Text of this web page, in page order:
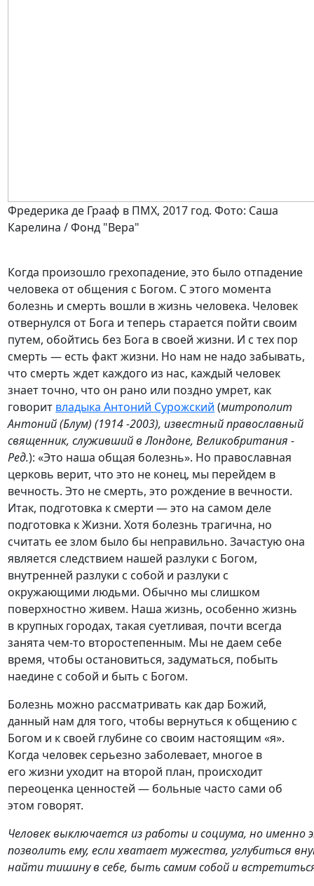
Фредерика де Грааф в ПМХ, 2017 год. Фото: Саша
Карелина / Фонд "Вера"
Когда произошло грехопадение, это было отпадение
человека от общения с Богом. С этого момента
болезнь и смерть вошли в жизнь человека. Человек
отвернулся от Бога и теперь старается пойти своим
путем, обойтись без Бога в своей жизни. И с тех пор
смерть — есть факт жизни. Но нам не надо забывать,
что смерть ждет каждого из нас, каждый человек
знает точно, что он рано или поздно умрет, как
говорит владыка Антоний Сурожский (митрополит
Антоний (Блум) (1914 -2003), известный православный
священник, служивший в Лондоне, Великобритания -
Ред.): «Это наша общая болезнь». Но православная
церковь верит, что это не конец, мы перейдем в
вечность. Это не смерть, это рождение в вечности.
Итак, подготовка к смерти — это на самом деле
подготовка к Жизни. Хотя болезнь трагична, но
считать ее злом было бы неправильно. Зачастую она
является следствием нашей разлуки с Богом,
внутренней разлуки с собой и разлуки с
окружающими людьми. Обычно мы слишком
поверхностно живем. Наша жизнь, особенно жизнь
в крупных городах, такая суетливая, почти всегда
занята чем-то второстепенным. Мы не даем себе
время, чтобы остановиться, задуматься, побыть
наедине с собой и быть с Богом.
Болезнь можно рассматривать как дар Божий,
данный нам для того, чтобы вернуться к общению с
Богом и к своей глубине со своим настоящим «я».
Когда человек серьезно заболевает, многое в
его жизни уходит на второй план, происходит
переоценка ценностей — больные часто сами об
этом говорят.
Человек выключается из работы и социума, но
позволить ему, если хватает мужества, углубиться
найти тишину в себе, быть самим собой и